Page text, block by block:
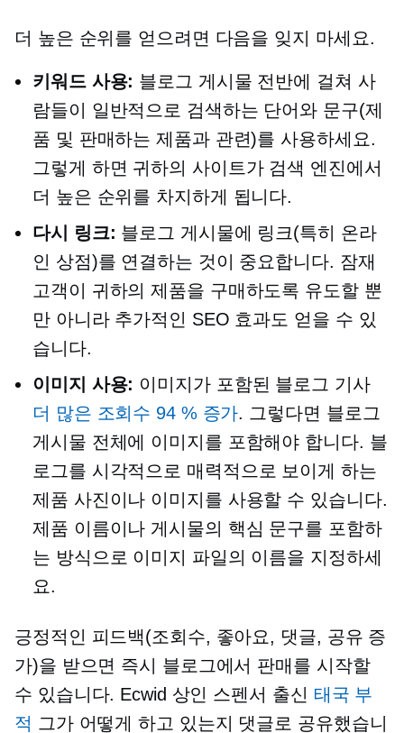
더 높은 순위를 얻으려면 다음을 잊지 마세요.
키워드 사용: 블로그 게시물 전반에 걸쳐 사
람들이 일반적으로 검색하는 단어와 문구(제
품 및 판매하는 제품과 관련)를 사용하세요.
그렇게 하면 귀하의 사이트가 검색 엔진에서
더 높은 순위를 차지하게 됩니다.
다시 링크: 블로그 게시물에 링크(특히 온라
인 상점)를 연결하는 것이 중요합니다. 잠재
고객이 귀하의 제품을 구매하도록 유도할 뿐
만 아니라 추가적인 SEO 효과도 얻을 수 있
습니다.
이미지 사용: 이미지가 포함된 블로그 기사
더 많은 조회수 94 % 증가. 그렇다면 블로그
게시물 전체에 이미지를 포함해야 합니다. 블
로그를 시각적으로 매력적으로 보이게 하는
제품 사진이나 이미지를 사용할 수 있습니다.
제품 이름이나 게시물의 핵심 문구를 포함하
는 방식으로 이미지 파일의 이름을 지정하세
요.
긍정적인 피드백(조회수, 좋아요, 댓글, 공유 증
가)을 받으면 즉시 블로그에서 판매를 시작할
수 있습니다. Ecwid 상인 스펜서 출신 태국 부
적 그가 어떻게 하고 있는지 댓글로 공유했습니